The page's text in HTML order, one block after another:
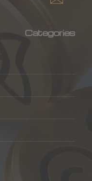
Categories